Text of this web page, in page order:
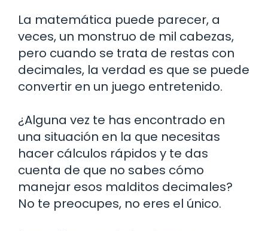
La matemática puede parecer, a
veces, un monstruo de mil cabezas,
pero cuando se trata de restas con
decimales, la verdad es que se puede
convertir en un juego entretenido.
¿Alguna vez te has encontrado en
una situación en la que necesitas
hacer cálculos rápidos y te das
cuenta de que no sabes cómo
manejar esos malditos decimales?
No te preocupes, no eres el único.